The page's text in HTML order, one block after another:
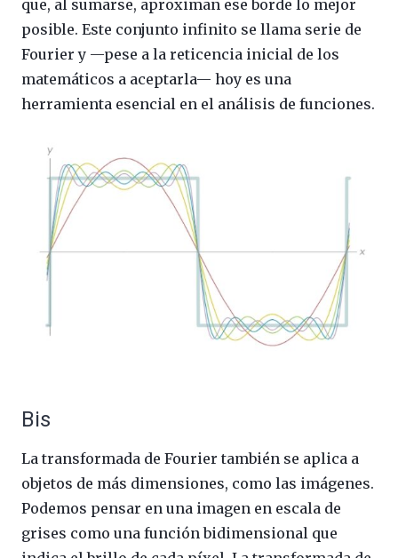
que, al sumarse, aproximan ese borde lo mejor
posible. Este conjunto infinito se llama serie de
Fourier y —pese a la reticencia inicial de los
matemáticos a aceptarla— hoy es una
herramienta esencial en el análisis de funciones.
Bis
La transformada de Fourier también se aplica a
objetos de más dimensiones, como las imágenes.
Podemos pensar en una imagen en escala de
grises como una función bidimensional que